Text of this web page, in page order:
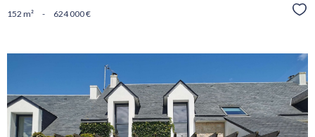
152 m² - 624 000 €